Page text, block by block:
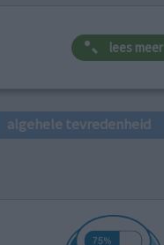
lees meer
algehele tevredenheid